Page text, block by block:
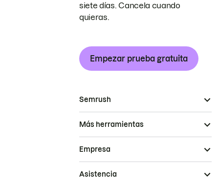
siete días. Cancela cuando
quieras.
Empezar prueba gratuita
Semrush
Más herramientas
Empresa
Asistencia